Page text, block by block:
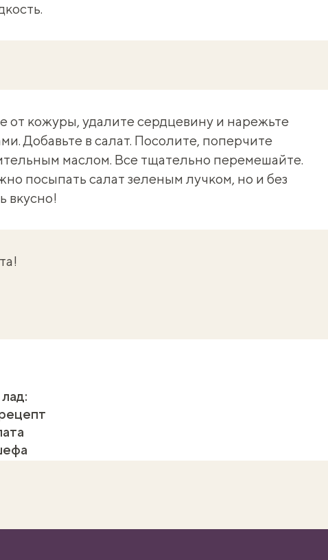
от кожуры, удалите сердцевину и нарежьте
Добавьте в салат. Посолите, поперчите
маслом. Все тщательно перемешайте.
посыпать салат зеленым лучком, но и без
вкусно!